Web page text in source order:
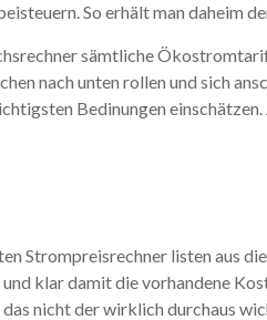
So erhält man daheim
sämtliche
nach unten rollen und sich
Bedinungen
Strompreisrechner listen aus
klar damit die vorhandene
nicht der wirklich durchaus